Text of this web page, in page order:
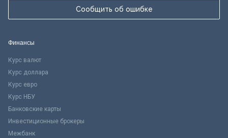
Сообщить об ошибке
Финансы
Курс валют
Курс доллара
Курс евро
Курс НБУ
Банковские карты
Инвестиционные брокеры
Межбанк